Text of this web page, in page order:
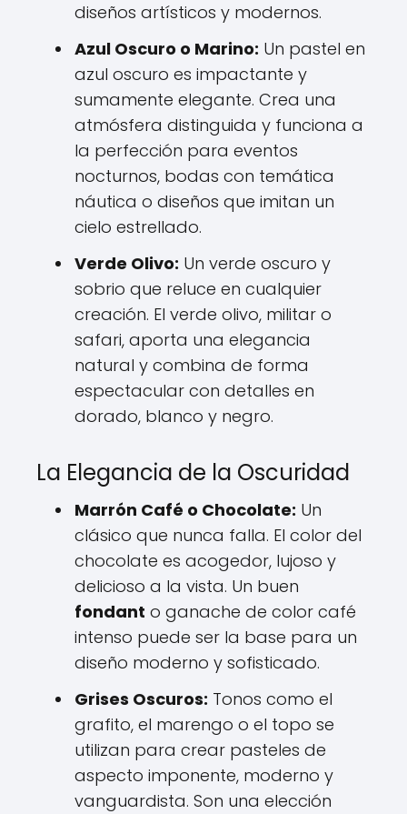
diseños artísticos y modernos.
Azul Oscuro o Marino: Un pastel en
azul oscuro es impactante y
sumamente elegante. Crea una
atmósfera distinguida y funciona a
la perfección para eventos
nocturnos, bodas con temática
náutica o diseños que imitan un
cielo estrellado.
Verde Olivo: Un verde oscuro y
sobrio que reluce en cualquier
creación. El verde olivo, militar o
safari, aporta una elegancia
natural y combina de forma
espectacular con detalles en
dorado, blanco y negro.
La Elegancia de la Oscuridad
Marrón Café o Chocolate: Un
clásico que nunca falla. El color del
chocolate es acogedor, lujoso y
delicioso a la vista. Un buen
fondant o ganache de color café
intenso puede ser la base para un
diseño moderno y sofisticado.
Grises Oscuros: Tonos como el
grafito, el marengo o el topo se
utilizan para crear pasteles de
aspecto imponente, moderno y
vanguardista. Son una elección